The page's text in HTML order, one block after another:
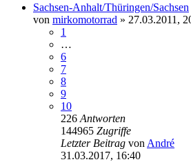
Sachsen-Anhalt/Thüringen/Sachsen
von mirkomotorrad » 27.03.2011,
1
…
6
7
8
9
10
226 Antworten
144965 Zugriffe
Letzter Beitrag von André
31.03.2017, 16:40